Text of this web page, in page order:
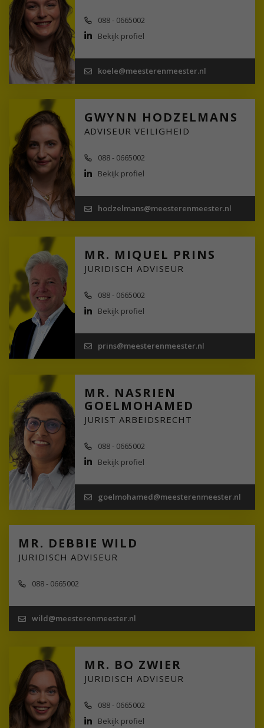
088 - 0665002
Bekijk profiel
koele@meesterenmeester.nl
GWYNN HODZELMANS
ADVISEUR VEILIGHEID
088 - 0665002
Bekijk profiel
hodzelmans@meesterenmeester.nl
MR. MIQUEL PRINS
JURIDISCH ADVISEUR
088 - 0665002
Bekijk profiel
prins@meesterenmeester.nl
MR. NASRIEN
GOELMOHAMED
JURIST ARBEIDSRECHT
088 - 0665002
Bekijk profiel
goelmohamed@meesterenmeester.nl
MR. DEBBIE WILD
JURIDISCH ADVISEUR
088 - 0665002
wild@meesterenmeester.nl
MR. BO ZWIER
JURIDISCH ADVISEUR
088 - 0665002
Bekijk profiel